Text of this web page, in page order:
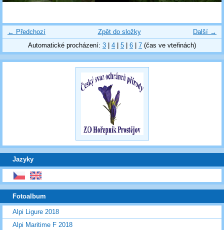
← Předchozí Další →
Zpět do složky
Automatické procházení: 3 | 4 | 5 | 6 | 7 (čas ve vteřinách)
Jazyky
Fotoalbum
Alpi Ligure 2018
Alpi Maritime F 2018